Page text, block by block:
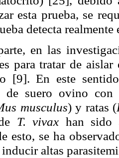
esta prueba, se
detecta
en las
para tratar de
[9]. En este
de suero ovino
musculus) y ratas (
T.vivax han sido
esto, se ha
altas